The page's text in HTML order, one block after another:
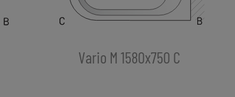
Vario M 1580x750 C